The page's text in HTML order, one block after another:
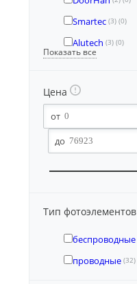
Smartec (3) (0)
Alutech (3) (0)
Показать все
Цена
Тип фотоэлементов
беспроводные
проводные (32)